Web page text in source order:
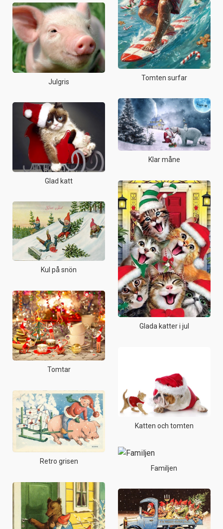
Julgris
Glad katt
Kul på snön
Tomtar
Retro grisen
Tomten surfar
Klar måne
Glada katter i jul
Katten och tomten
Familjen